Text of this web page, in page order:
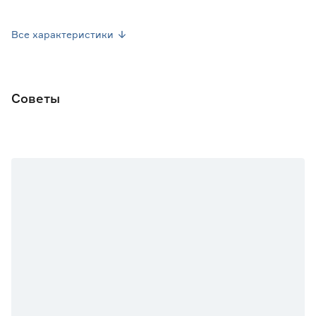
Все характеристики
Советы